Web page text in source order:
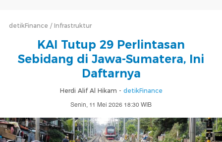
detikFinance Infrastruktur
KAI Tutup 29 Perlintasan
Sebidang di Jawa-Sumatera, Ini
Daftarnya
Herdi Alif Al Hikam - detikFinance
Senin, 11 Mei 2026 18:30 WIB